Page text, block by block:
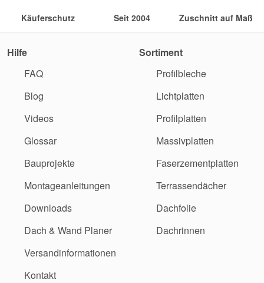
Käuferschutz Seit 2004 Zuschnitt auf Maß
Hilfe
FAQ
Blog
Videos
Glossar
Bauprojekte
Montageanleitungen
Downloads
Dach & Wand Planer
Versandinformationen
Kontakt
Sortiment
Profilbleche
Lichtplatten
Profilplatten
Massivplatten
Faserzementplatten
Terrassendächer
Dachfolie
Dachrinnen